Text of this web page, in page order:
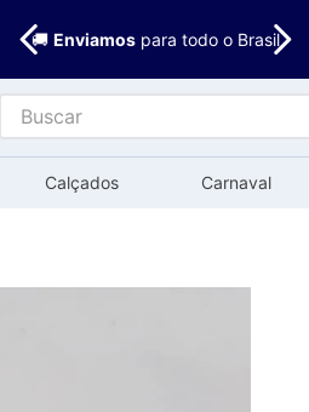
🚚 Enviamospara todo o Brasil
Buscar
Calçados Carnaval